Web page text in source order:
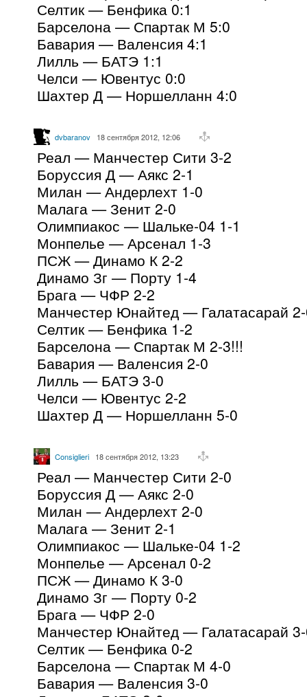
Селтик — Бенфика 0:1
Барселона — Спартак М 5:0
Бавария — Валенсия 4:1
Лилль — БАТЭ 1:1
Челси — Ювентус 0:0
Шахтер Д — Норшелланн 4:0
dvbaranov 18 сентября 2012, 12:06
Реал — Манчестер Сити 3-2
Боруссия Д — Аякс 2-1
Милан — Андерлехт 1-0
Малага — Зенит 2-0
Олимпиакос — Шальке-04 1-1
Монпелье — Арсенал 1-3
ПСЖ — Динамо К 2-2
Динамо Зг — Порту 1-4
Брага — ЧФР 2-2
Манчестер Юнайтед — Галатасарай
Селтик — Бенфика 1-2
Барселона — Спартак М 2-3!!!
Бавария — Валенсия 2-0
Лилль — БАТЭ 3-0
Челси — Ювентус 2-2
Шахтер Д — Норшелланн 5-0
Consiglieri 18 сентября 2012, 13:23
Реал — Манчестер Сити 2-0
Боруссия Д — Аякс 2-0
Милан — Андерлехт 2-0
Малага — Зенит 2-1
Олимпиакос — Шальке-04 1-2
Монпелье — Арсенал 0-2
ПСЖ — Динамо К 3-0
Динамо Зг — Порту 0-2
Брага — ЧФР 2-0
Манчестер Юнайтед — Галатасарай
Селтик — Бенфика 0-2
Барселона — Спартак М 4-0
Бавария — Валенсия 3-0